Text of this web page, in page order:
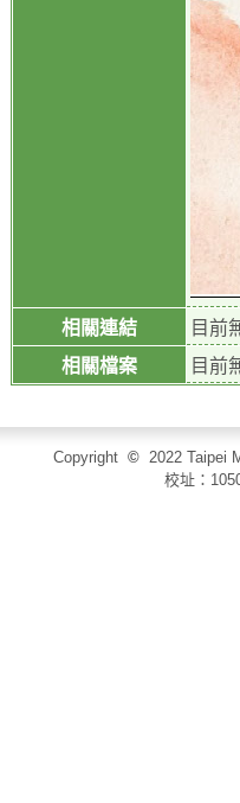
相關連結
目前
相關檔案
目前
Copyright © 2022 Taipei
校址：